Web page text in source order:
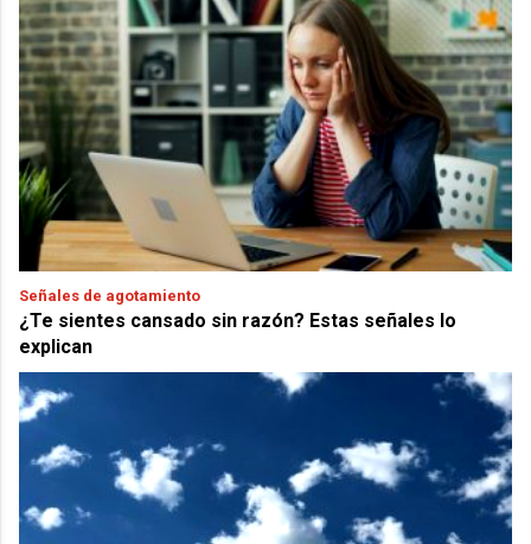
Señales de agotamiento
¿Te sientes cansado sin razón? Estas señales lo
explican